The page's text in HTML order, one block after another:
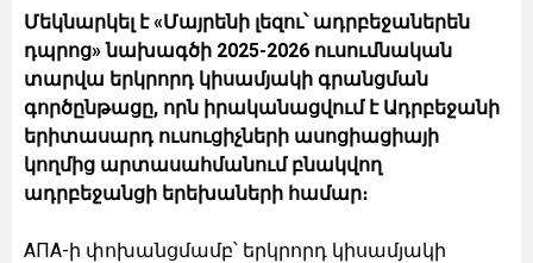
Մեկնարկել է «Մայրենի լեզու՝ ադրբեջաներեն
դպրոց» նախագծի 2025-2026 ուսումնական
տարվա երկրորդ կիսամյակի գրանցման
գործընթացը, որն իրականացվում է Ադրբեջանի
երիտասարդ ուսուցիչների ասոցիացիայի
կողմից արտասահմանում բնակվող
ադրբեջանցի երեխաների համար։
AПA-ի փոխանցմամբ՝ երկրորդ կիսամյակի